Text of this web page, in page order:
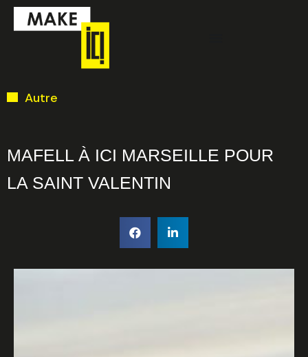
Aller
au
contenu
Autre
MAFELL À ICI MARSEILLE POUR
LA SAINT VALENTIN
disponibles pour
la réunion
d’information en
ligne.